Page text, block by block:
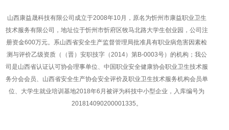
山西康益晟科技有限公司成立于2008年10月，原名为忻州市康益职业卫生
技术服务有限公司，地址位于忻州市忻府区牧马北路大学生创业园，公司注
册资金600万元。系山西省安全生产监督管理局批准具有职业病危害因素检
测与评价乙级资质（（晋）安职技字（2014）第B-0003号）的机构；我公
司是山西省认证认可协会理事单位、中国职业安全健康协会职业卫生技术服
务分会会员、山西省安全生产协会安全评价及职业卫生技术服务机构会员单
位、大学生就业培训基地2018年6月被评为科技中小型企业，入库编号为
201814090200001335。